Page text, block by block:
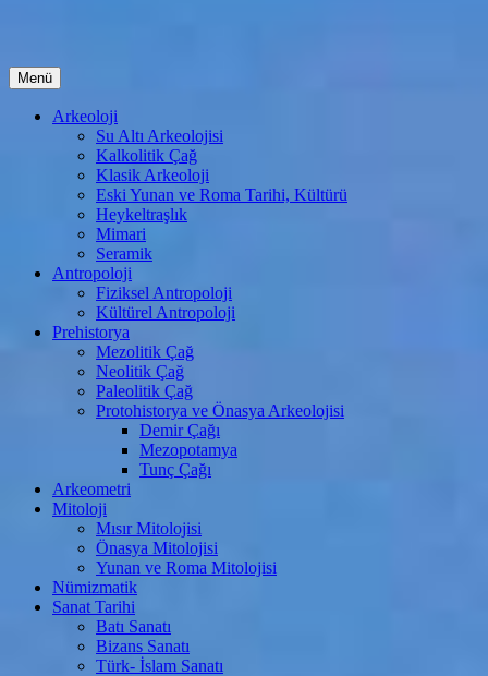
Menü İçeriğe
atla
Arkeoloji
Su Altı Arkeolojisi
Kalkolitik Çağ
Klasik Arkeoloji
Eski Yunan ve Roma Tarihi, Kültürü
Heykeltraşlık
Mimari
Seramik
Antropoloji
Fiziksel Antropoloji
Kültürel Antropoloji
Prehistorya
Mezolitik Çağ
Neolitik Çağ
Paleolitik Çağ
Protohistorya ve Önasya Arkeolojisi
Demir Çağı
Mezopotamya
Tunç Çağı
Arkeometri
Mitoloji
Mısır Mitolojisi
Önasya Mitolojisi
Yunan ve Roma Mitolojisi
Nümizmatik
Sanat Tarihi
Batı Sanatı
Bizans Sanatı
Türk- İslam Sanatı